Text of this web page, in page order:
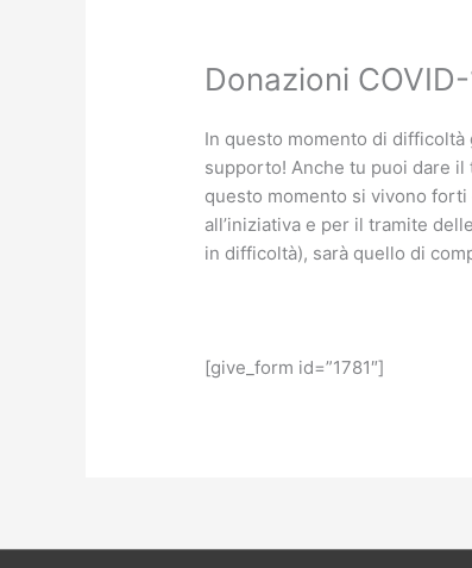
Donazioni
In questo momento di
supporto! Anche tu puoi dare
questo momento si vivono forti
all’iniziativa e per il tramite
in difficoltà), sarà quello di
[give_form id=”1781″]